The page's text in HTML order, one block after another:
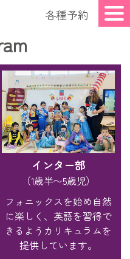
インター部
（1歳半〜5歳児）
フォニックスを始め自然
に楽しく、英語を習得で
きるようカリキュラムを
提供しています。
各種予約